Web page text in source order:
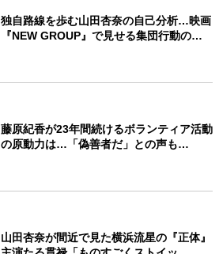
独自路線を歩む山田杏奈の自己分析…映画
『NEW GROUP』で見せる集団行動の…
藤原紀香が23年間続けるボランティア活動
の原動力は…「偽善者だ」との声も…
山田杏奈が間近で見た横浜流星の『正体』